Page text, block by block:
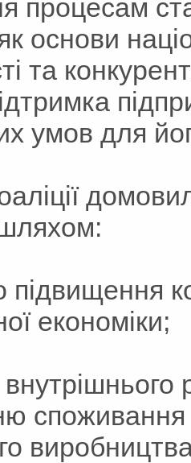
процесам
основи
та
умов для
підвищення
економіки;
споживання